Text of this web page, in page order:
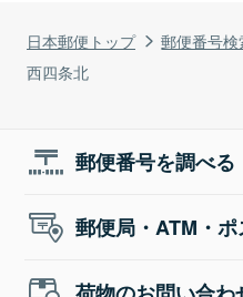
日本郵便トップ 郵便番号検
西四条北
郵便番号を調べる
郵便局・ATM・